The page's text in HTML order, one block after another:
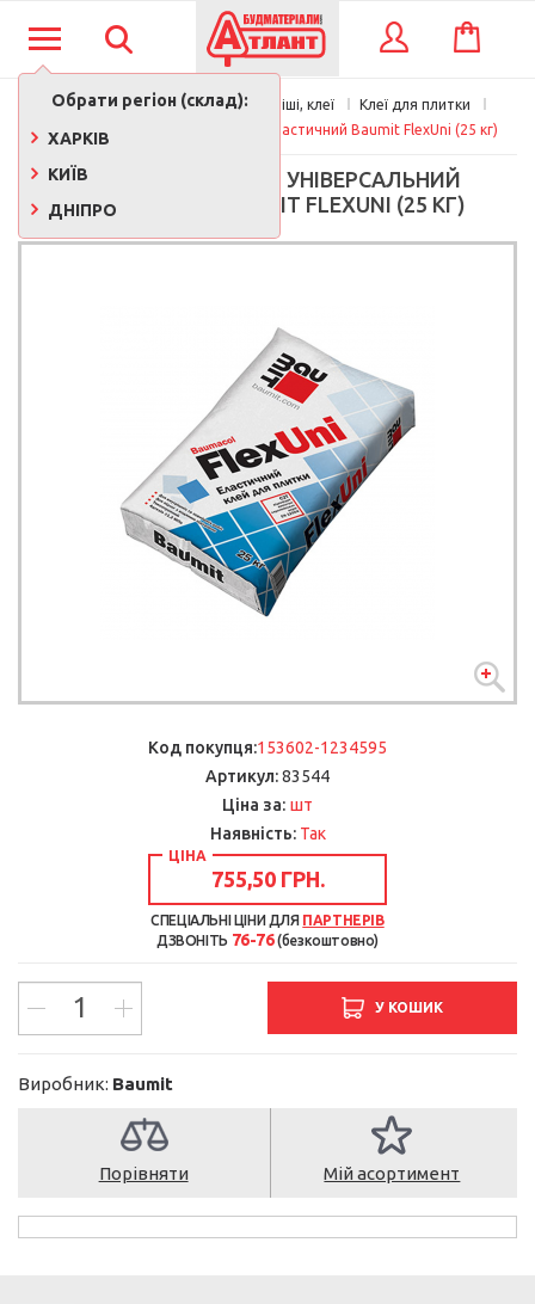
Обрати регіон (склад):
ХАРКІВ
КИЇВ
ДНІПРО
КОШИК
Будматеріали Сухі суміші, клеї
Клеї для плитки
Клей для плитки універсальний еластичний Baumit FlexUni (25 кг)
КЛЕЙ ДЛЯ ПЛИТКИ УНІВЕРСАЛЬНИЙ
ЕЛАСТИЧНИЙ BAUMIT FLEXUNI (25 КГ)
Код покупця:153602-1234595
Артикул:83544
Ціна за: шт
Наявність: Так
ЦІНА
755,50 ГРН.
СПЕЦІАЛЬНІ ЦІНИ ДЛЯ ПАРТНЕРІВ
ДЗВОНІТЬ 76-76(безкоштовно)
У КОШИК
Виробник: Baumit
Порівняти Мій асортимент